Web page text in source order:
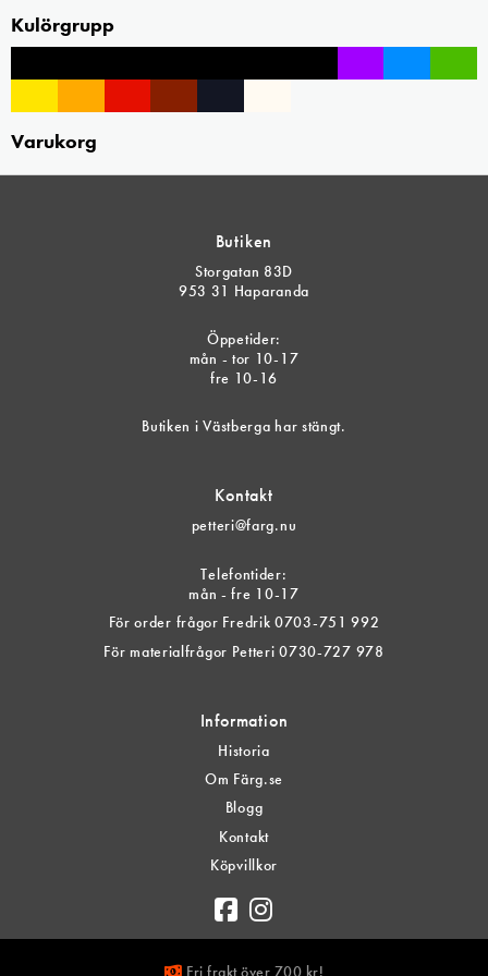
Kulörgrupp
Varukorg
Butiken
Storgatan 83D
953 31 Haparanda
Öppetider:
mån - tor 10-17
fre 10-16
Butiken i Västberga har stängt.
Kontakt
petteri@farg.nu
Telefontider:
mån - fre 10-17
För order frågor Fredrik 0703-751 992
För materialfrågor Petteri 0730-727 978
Information
Historia
Om Färg.se
Blogg
Kontakt
Köpvillkor
Fri frakt över 700 kr!